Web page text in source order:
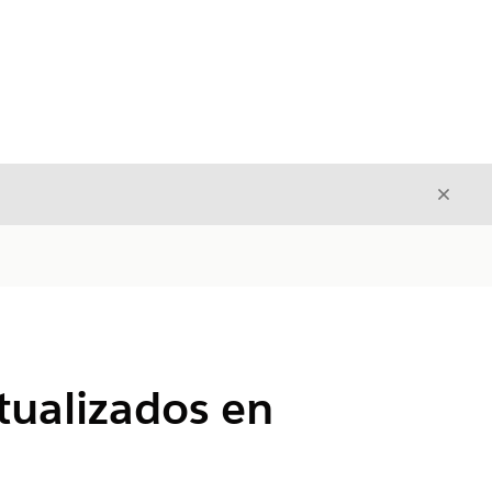
Cerrar
en